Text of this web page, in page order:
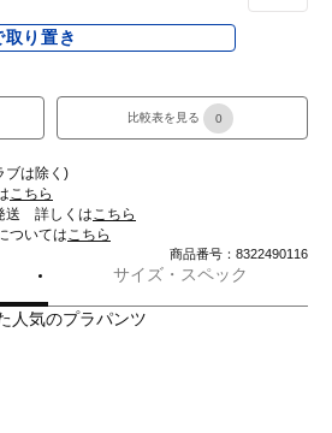
取り置き
比較表を見る 0
ブは除く)
こちら
送 詳しくはこちら
ついてはこちら
商品番号：8322490116
サイズ・スペック
人気のプラパンツ